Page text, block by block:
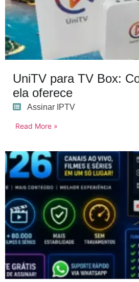
UniTV para TV Box:
ela oferece
Assinar IPTV
Read More »